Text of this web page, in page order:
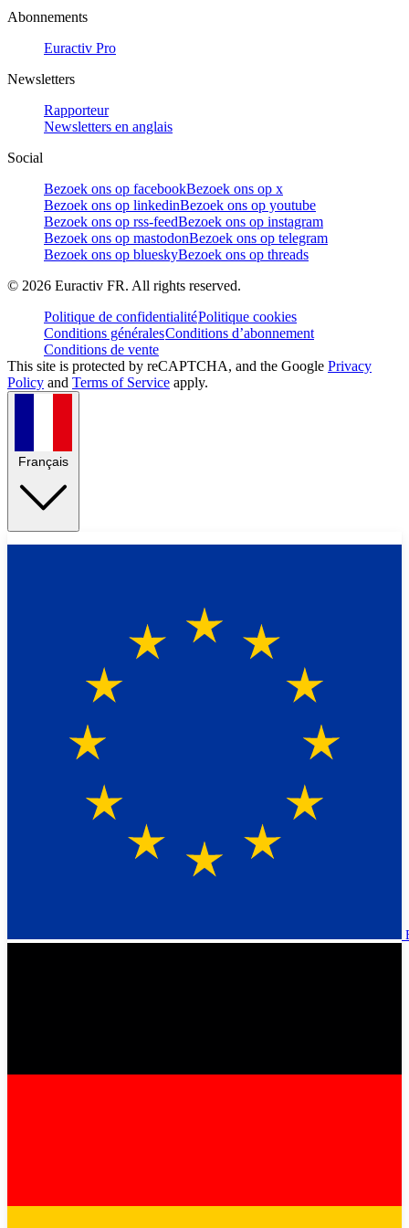
Abonnements
Euractiv Pro
Newsletters
Rapporteur
Newsletters en anglais
Social
Bezoek ons op facebookBezoek ons op x
Bezoek ons op linkedinBezoek ons op youtube
Bezoek ons op rss-feedBezoek ons op instagram
Bezoek ons op mastodonBezoek ons op telegram
Bezoek ons op blueskyBezoek ons op threads
© 2026 Euractiv FR. All rights reserved.
Politique de confidentialitéPolitique cookies
Conditions généralesConditions d’abonnement
Conditions de vente
This site is protected by reCAPTCHA, and the Google Privacy
Policy and Terms of Service apply.
Français